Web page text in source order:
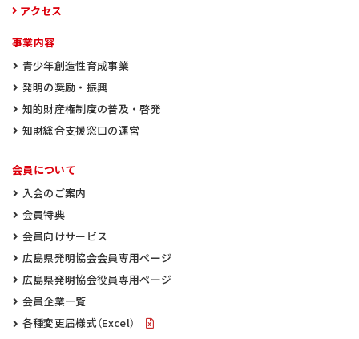
アクセス
事業内容
青少年創造性育成事業
発明の奨励・振興
知的財産権制度の普及・啓発
知財総合支援窓口の運営
会員について
入会のご案内
会員特典
会員向けサービス
広島県発明協会会員専用ページ
広島県発明協会役員専用ページ
会員企業一覧
各種変更届様式（Excel）